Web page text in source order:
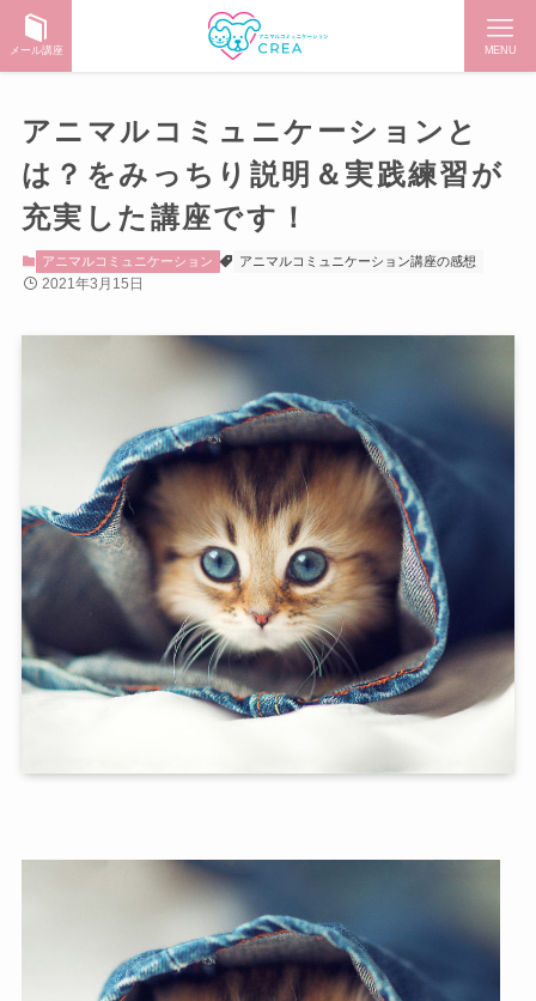
メール講座 MENU
アニマルコミュニケーションと
は？をみっちり説明＆実践練習が
充実した講座です！
アニマルコミュニケーション アニマルコミュニケーション講座の感想
2021年3月15日